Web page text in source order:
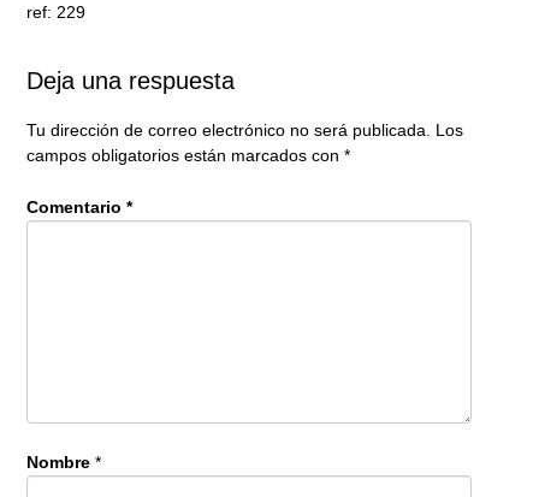
ref: 229
Deja una respuesta
Tu dirección de correo electrónico no será publicada.
Los
campos obligatorios están marcados con *
Comentario *
Nombre *